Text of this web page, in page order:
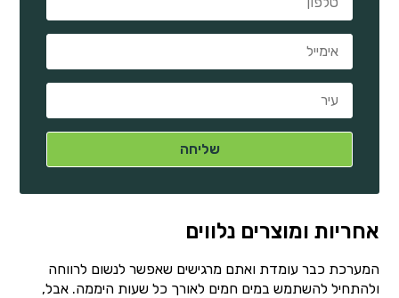
אחריות ומוצרים נלווים
המערכת כבר עומדת ואתם מרגישים שאפשר לנשום לרווחה
ולהתחיל להשתמש במים חמים לאורך כל שעות היממה. אבל,